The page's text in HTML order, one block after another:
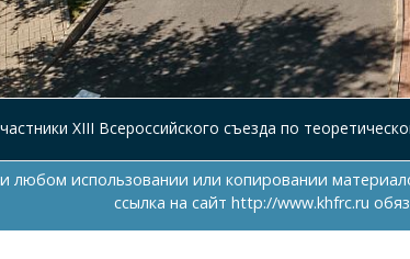
XIII Всероссийского съезда по
любом использовании или копировании
ссылка на сайт http://www.khfrc.ru